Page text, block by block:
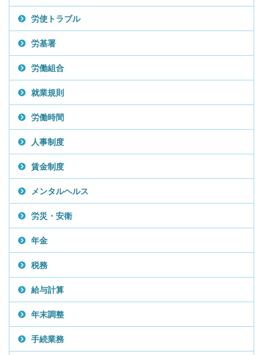
労使トラブル
労基署
労働組合
就業規則
労働時間
人事制度
賃金制度
メンタルヘルス
労災・安衛
年金
税務
給与計算
年末調整
手続業務